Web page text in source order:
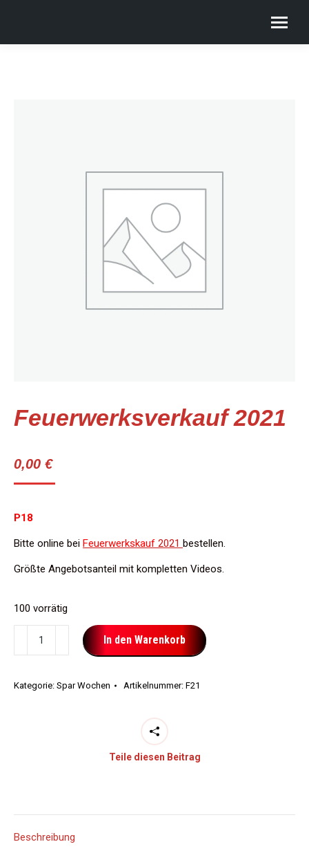
Feuerwerksverkauf 2021
0,00 €
P18
Bitte online bei Feuerwerkskauf 2021 bestellen.
Größte Angebotsanteil mit kompletten Videos.
100 vorrätig
Feuerwerksverkauf
2021
In den Warenkorb
Kategorie: Spar Wochen Artikelnummer: F21
Teile diesen Beitrag
Beschreibung